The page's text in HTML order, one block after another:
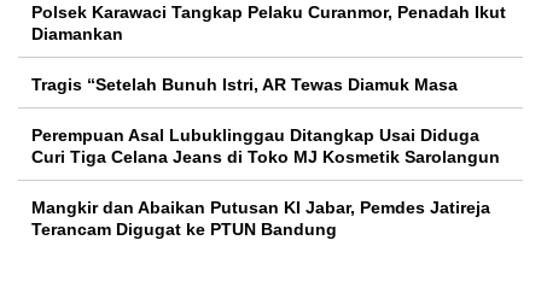
Polsek Karawaci Tangkap Pelaku Curanmor, Penadah Ikut
Diamankan
Tragis “Setelah Bunuh Istri, AR Tewas Diamuk Masa
Perempuan Asal Lubuklinggau Ditangkap Usai Diduga
Curi Tiga Celana Jeans di Toko MJ Kosmetik Sarolangun
Mangkir dan Abaikan Putusan KI Jabar, Pemdes Jatireja
Terancam Digugat ke PTUN Bandung